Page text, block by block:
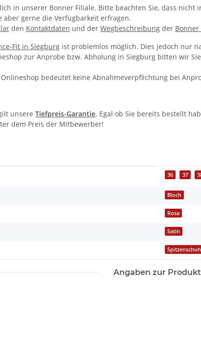
in unserer Bonner Filiale. Bitte beachten Sie, dass
aber gerne die Verfügbarkeit erfragen.
den Kontaktdaten und der Wegbeschreibung der
Fit in Siegburg ist problemlos möglich. Dies jedoch nur
zur Anprobe bzw. Abholung in Siegburg bitten wir
bedeutet keine Abnahmeverpflichtung bei
unsere Tiefpreis-Garantie. Egal ob Sie bereits bestellt
dem Preis der Mitbewerber!
36 37
Bloch
Rosa
Satin
Spitzenschuh
Angaben zur